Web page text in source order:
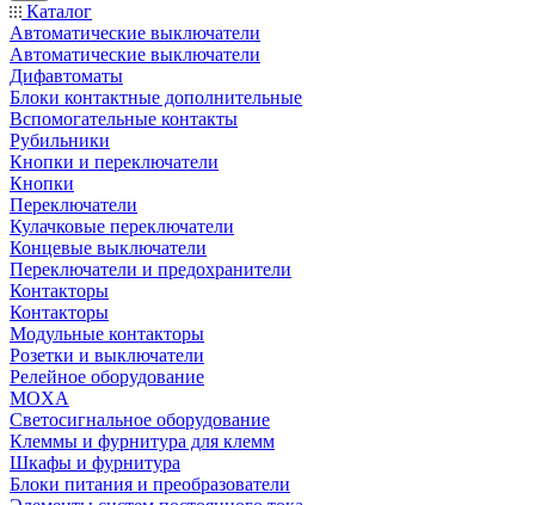
Каталог
Автоматические выключатели
Автоматические выключатели
Дифавтоматы
Блоки контактные дополнительные
Вспомогательные контакты
Рубильники
Кнопки и переключатели
Кнопки
Переключатели
Кулачковые переключатели
Концевые выключатели
Переключатели и предохранители
Контакторы
Контакторы
Модульные контакторы
Розетки и выключатели
Релейное оборудование
MOXA
Светосигнальное оборудование
Клеммы и фурнитура для клемм
Шкафы и фурнитура
Блоки питания и преобразователи